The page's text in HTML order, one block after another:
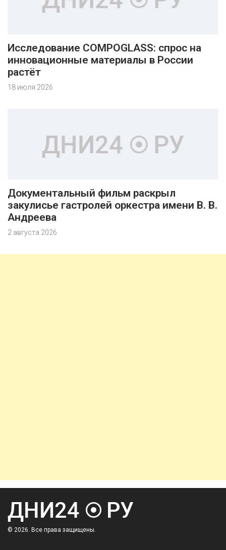
Исследование COMPOGLASS: спрос на
инновационные материалы в России
растёт
18 июля 2026
Документальный фильм раскрыл
закулисье гастролей оркестра имени В. В.
Андреева
2 августа 2026
© 2026. Все права защищены.